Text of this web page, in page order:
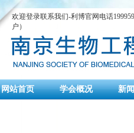
欢迎登录联系我们-利博官网电话
户）
网站首页 学会概况 新